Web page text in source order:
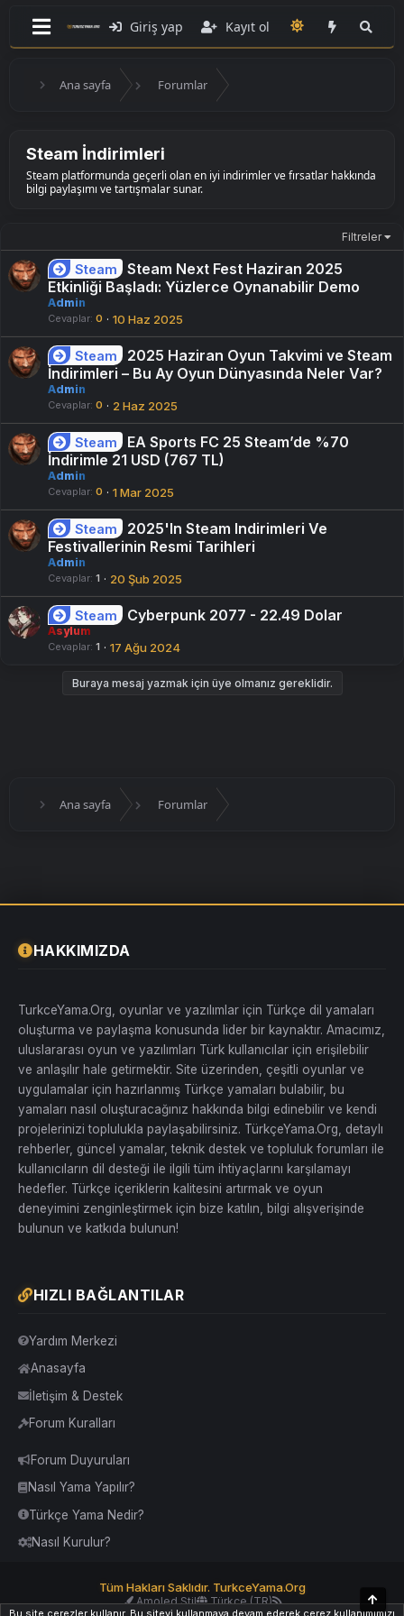
Giriş yap Kayıt ol
Ana sayfa Forumlar
Steam İndirimleri
Steam platformunda geçerli olan en iyi indirimler ve fırsatlar hakkında
bilgi paylaşımı ve tartışmalar sunar.
Filtreler
Steam
Steam Next Fest Haziran 2025
Etkinliği Başladı: Yüzlerce Oynanabilir Demo
Admin
Cevaplar 0 10 Haz 2025
Steam
2025 Haziran Oyun Takvimi ve Steam
İndirimleri – Bu Ay Oyun Dünyasında Neler Var?
Admin
Cevaplar 0 2 Haz 2025
Steam
EA Sports FC 25 Steam’de %70
İndirimle 21 USD (767 TL)
Admin
Cevaplar 0 1 Mar 2025
Steam
2025'In Steam Indirimleri Ve
Festivallerinin Resmi Tarihleri
Admin
Cevaplar 1 20 Şub 2025
Steam Cyberpunk 2077 - 22.49 Dolar
Asylum
Cevaplar 1 17 Ağu 2024
Buraya mesaj yazmak için üye olmanız gereklidir.
Ana sayfa Forumlar
HAKKIMIZDA
TurkceYama.Org, oyunlar ve yazılımlar için Türkçe dil yamaları
oluşturma ve paylaşma konusunda lider bir kaynaktır. Amacımız,
uluslararası oyun ve yazılımları Türk kullanıcılar için erişilebilir
ve anlaşılır hale getirmektir. Site üzerinden, çeşitli oyunlar ve
uygulamalar için hazırlanmış Türkçe yamaları bulabilir, bu
yamaları nasıl oluşturacağınız hakkında bilgi edinebilir ve kendi
projelerinizi toplulukla paylaşabilirsiniz. TürkçeYama.Org, detaylı
rehberler, güncel yamalar, teknik destek ve topluluk forumları ile
kullanıcıların dil desteği ile ilgili tüm ihtiyaçlarını karşılamayı
hedefler. Türkçe içeriklerin kalitesini artırmak ve oyun
deneyimini zenginleştirmek için bize katılın, bilgi alışverişinde
bulunun ve katkıda bulunun!
HIZLI BAĞLANTILAR
Yardım Merkezi
Anasayfa
İletişim & Destek
Forum Kuralları
Forum Duyuruları
Nasıl Yama Yapılır?
Türkçe Yama Nedir?
Nasıl Kurulur?
Tüm Hakları Saklıdır. TurkceYama.Org
Amoled Stil
Türkçe (TR)
Bu site çerezler kullanır. Bu siteyi kullanmaya devam ederek çerez kullanımımızı